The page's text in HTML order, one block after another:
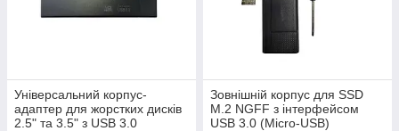
Універсальний корпус-
адаптер для жорстких дисків
2.5" та 3.5" з USB 3.0
Зовнішній корпус для SSD
M.2 NGFF з інтерфейсом
USB 3.0 (Micro-USB)